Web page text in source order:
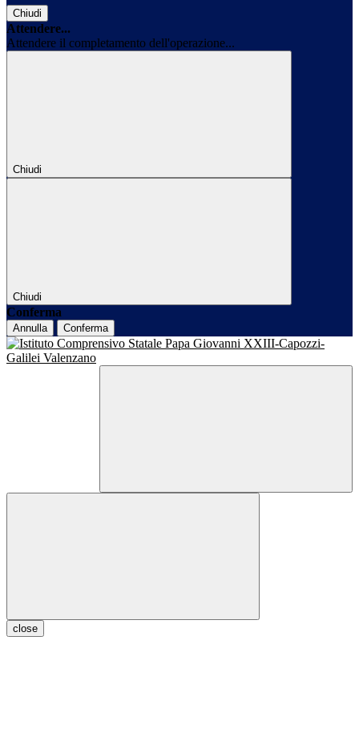
Chiudi
Attendere...
Attendere il completamento dell'operazione...
Chiudi
Chiudi
Conferma
Annulla Conferma
close